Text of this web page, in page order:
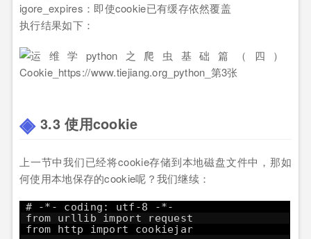
igore_expires：即使cookie已有缓存依然覆盖
执行结果如下：
3.3 使用cookie
上一节中我们已经将cookie存储到本地磁盘文件中，那如
何使用本地保存的cookie呢？我们继续：
# -*- coding: utf-8 -*-
from urllib import request
from http import cookiejar